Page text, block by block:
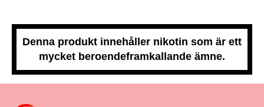
Denna produkt innehåller nikotin som är ett
mycket beroendeframkallande ämne.